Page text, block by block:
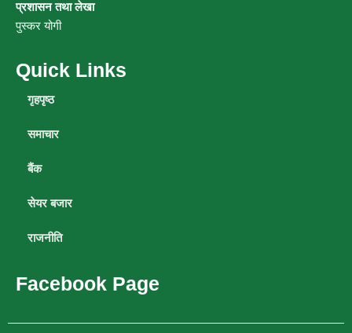
प्रशासन तथा लेखा
पुस्कर योगी
Quick Links
गृहपृष्ठ
समाचार
बैंक
सेयर बजार
राजनीति
Facebook Page